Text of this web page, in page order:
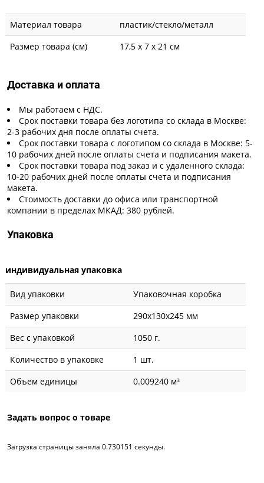
Материал товара
пластик/стекло/металл
Размер товара (см)
17,5 х 7 х 21 см
Доставка и оплата
Мы работаем с НДС.
Срок поставки товара без логотипа со склада в Москве:
2-3 рабочих дня после оплаты счета.
Срок поставки товара с логотипом со склада в Москве: 5-
10 рабочих дней после оплаты счета и подписания макета.
Срок поставки товара под заказ и с удаленного склада:
10-20 рабочих дней после оплаты счета и подписания
макета.
Стоимость доставки до офиса или транспортной
компании в пределах МКАД: 380 рублей.
Упаковка
индивидуальная упаковка
Вид упаковки
Упаковочная коробка
Размер упаковки
290x130x245 мм
Вес с упаковкой
1050 г.
Количество в упаковке
1 шт.
Объем единицы
0.009240 м³
Задать вопрос о товаре
Загрузка страницы заняла 0.730151 секунды.